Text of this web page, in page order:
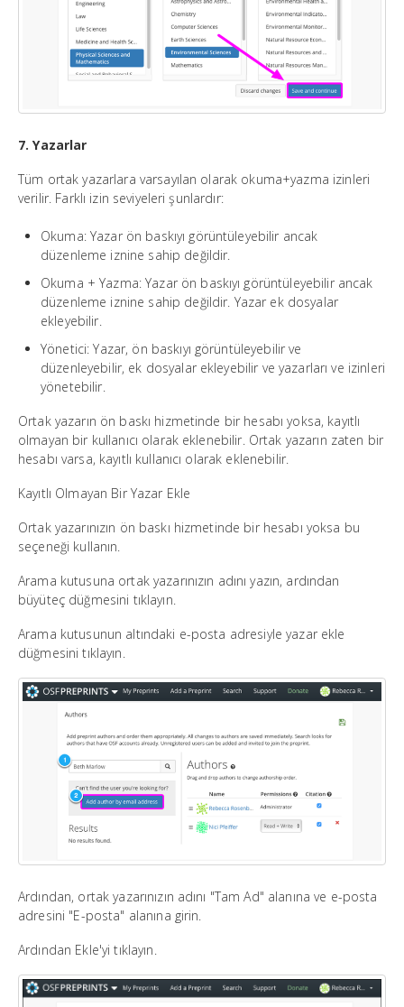
7. Yazarlar
Tüm ortak yazarlara varsayılan olarak okuma+yazma izinleri
verilir. Farklı izin seviyeleri şunlardır:
Okuma: Yazar ön baskıyı görüntüleyebilir ancak
düzenleme iznine sahip değildir.
Okuma + Yazma: Yazar ön baskıyı görüntüleyebilir ancak
düzenleme iznine sahip değildir. Yazar ek dosyalar
ekleyebilir.
Yönetici: Yazar, ön baskıyı görüntüleyebilir ve
düzenleyebilir, ek dosyalar ekleyebilir ve yazarları ve izinleri
yönetebilir.
Ortak yazarın ön baskı hizmetinde bir hesabı yoksa, kayıtlı
olmayan bir kullanıcı olarak eklenebilir. Ortak yazarın zaten bir
hesabı varsa, kayıtlı kullanıcı olarak eklenebilir.
Kayıtlı Olmayan Bir Yazar Ekle
Ortak yazarınızın ön baskı hizmetinde bir hesabı yoksa bu
seçeneği kullanın.
Arama kutusuna ortak yazarınızın adını yazın, ardından
büyüteç düğmesini tıklayın.
Arama kutusunun altındaki e-posta adresiyle yazar ekle
düğmesini tıklayın.
Ardından, ortak yazarınızın adını "Tam Ad" alanına ve e-posta
adresini "E-posta" alanına girin.
Ardından Ekle'yi tıklayın.